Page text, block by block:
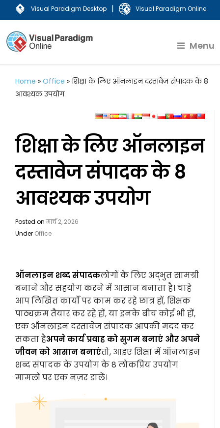
Visual Paradigm Desktop | Visual Paradigm Online
Menu
Home »Office »शिक्षा के लिए ऑनलाइन दस्तावेज संपादक के 8
आवश्यक उपयोग
शिक्षा के लिए ऑनलाइन
दस्तावेज संपादक के 8
आवश्यक उपयोग
Posted onमार्च 2, 2026
Under Office
ऑनलाइन शब्द संपादकलोगों के लिए अद्भुत सामग्री
बनाने और सहयोग करने में आसान बनाता है। चाहे
आप लिखित कार्यों पर काम कर रहे छात्र हों, शिक्षक
पाठ्यक्रम तैयार कर रहे हों, या इनके बीच कोई भी हों,
एक ऑनलाइन दस्तावेज संपादक आपकी मदद कर
सकता हैअपने कार्य प्रवाह को सुगम बनाएं और अपने
जीवन को आसान बनाएंतो, आइए शिक्षा में ऑनलाइन
शब्द संपादक के उपयोग के 8 लोकप्रिय उपयोग
मामलों पर एक नज़र डालें।